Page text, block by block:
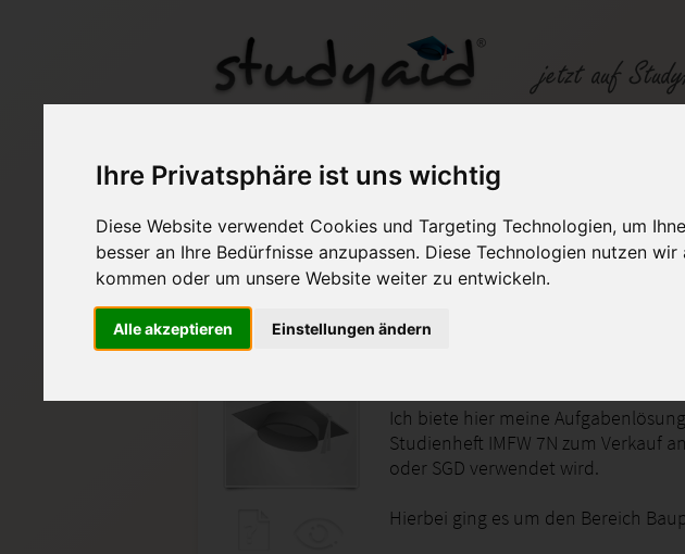
Ihre Privatsphäre ist uns wichtig
Diese Website verwendet Cookies und Targeting Technologien, um
besser an Ihre Bedürfnisse anzupassen. Diese Technologien nutzen
kommen oder um unsere Website weiter zu entwickeln.
Alle akzeptieren Einstellungen ändern
IMFW 7N - Einsendeaufgabe - ILS
Auf StudyAid.de verkaufen
Ich biete hier meine
Studienheft IMFW 7N zum Verkauf
oder SGD verwendet wird.
Hierbei ging es um den Bereich